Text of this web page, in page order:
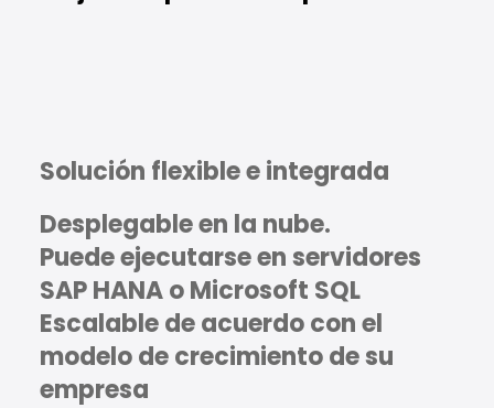
Solución ﬂexible e integrada
Desplegable en la nube.
Puede ejecutarse en servidores
SAP HANA o Microsoft SQL
Escalable de acuerdo con el
modelo de crecimiento de su
empresa